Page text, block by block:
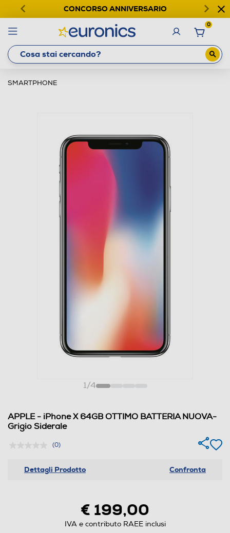
CONCORSO ANNIVERSARIO
0
SMARTPHONE
1/4
APPLE - iPhone X 64GB OTTIMO BATTERIA NUOVA-
Grigio Siderale
(0)
Dettagli Prodotto Confronta
€ 199,00
IVA e contributo RAEE inclusi